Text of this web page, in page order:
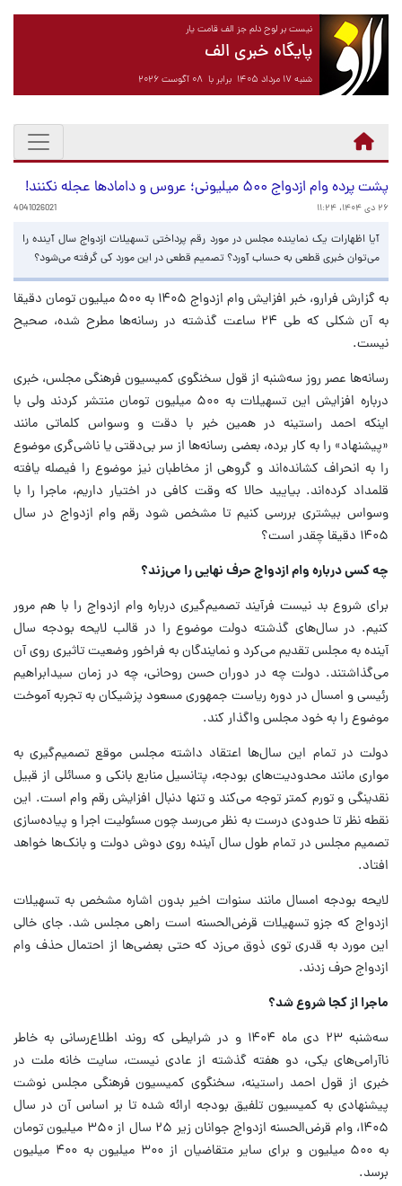
نیست بر لوح دلم جز الف قامت یار
پایگاه خبری الف
شنبه ۱۷ مرداد ۱۴۰۵ برابر با ۰۸ آگوست ۲۰۲۶
پشت پرده وام ازدواج ۵۰۰ میلیونی؛ عروس و دامادها عجله نکنند!
۲۶ دی ۱۴۰۴، ۱۱:۲۴ 4041026021
آیا اظهارات یک نماینده مجلس در مورد رقم پرداختی تسهیلات ازدواج سال آینده را
می‌توان خبری قطعی به حساب آورد؟ تصمیم قطعی در این مورد کی گرفته می‌شود؟
به گزارش فرارو، خبر افزایش وام ازدواج ۱۴۰۵ به ۵۰۰ میلیون تومان دقیقا
به آن شکلی که طی ۲۴ ساعت گذشته در رسانه‌ها مطرح شده، صحیح
نیست.
رسانه‌ها عصر روز سه‌شنبه از قول سخنگوی کمیسیون فرهنگی مجلس، خبری
درباره افزایش این تسهیلات به ۵۰۰ میلیون تومان منتشر کردند ولی با
اینکه احمد راستینه در همین خبر با دقت و وسواس کلماتی مانند
«پیشنهاد» را به کار برده، بعضی رسانه‌ها از سر بی‌دقتی یا ناشی‌گری موضوع
را به انحراف کشانده‌اند و گروهی از مخاطبان نیز موضوع را فیصله یافته
قلمداد کرده‌اند. بیایید حالا که وقت کافی در اختیار داریم، ماجرا را با
وسواس بیشتری بررسی کنیم تا مشخص شود رقم وام ازدواج در سال
۱۴۰۵ دقیقا چقدر است؟
چه کسی درباره وام ازدواج حرف نهایی را می‌زند؟
برای شروع بد نیست فرآیند تصمیم‌گیری درباره وام ازدواج را با هم مرور
کنیم. در سال‌های گذشته دولت موضوع را در قالب لایحه بودجه سال‌
آینده به مجلس تقدیم می‌کرد و نمایندگان به فراخور وضعیت تاثیری روی آن
می‌گذاشتند. دولت چه در دوران حسن روحانی، چه در زمان سیدابراهیم
رئیسی و امسال در دوره ریاست جمهوری مسعود پزشیکان به تجربه آموخت
موضوع را به خود مجلس واگذار کند.
دولت در تمام این سال‌ها اعتقاد داشته مجلس موقع تصمیم‌گیری به
مواری مانند محدودیت‌های بودجه، پتانسیل منابع بانکی و مسائلی از قبیل
نقدینگی و تورم کمتر توجه می‌کند و تنها دنبال افزایش رقم وام است. این
نقطه نظر تا حدودی درست به نظر می‌رسد چون مسئولیت اجرا و پیاده‌سازی
تصمیم مجلس در تمام طول سال آینده روی دوش دولت و بانک‌ها خواهد
افتاد.
لایحه بودجه امسال مانند سنوات اخیر بدون اشاره مشخص به تسهیلات
ازدواج که جزو تسهیلات قرض‌الحسنه است راهی مجلس شد. جای خالی
این مورد به قدری توی ذوق می‌زد که حتی بعضی‌ها از احتمال حذف وام
ازدواج حرف زدند.
ماجرا از کجا شروع شد؟
سه‌شنبه ۲۳ دی ماه ۱۴۰۴ و در شرایطی که روند اطلاع‌رسانی به خاطر
ناآرامی‌های یکی، دو هفته گذشته از عادی نیست، سایت خانه ملت در
خبری از قول احمد راستینه، سخنگوی کمیسیون فرهنگی مجلس نوشت
پیشنهادی به کمیسیون تلفیق بودجه ارائه شده تا بر اساس آن در سال
۱۴۰۵، وام قرض‌الحسنه ازدواج جوانان زیر ۲۵ سال از ۳۵۰ میلیون تومان
به ۵۰۰ میلیون و برای سایر متقاضیان از ۳۰۰ میلیون به ۴۰۰ میلیون
برسد.